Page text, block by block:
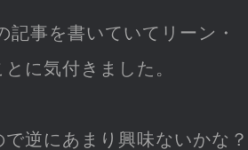
事を書いていてリーン・
に気付きました。
逆にあまり興味ないかな？